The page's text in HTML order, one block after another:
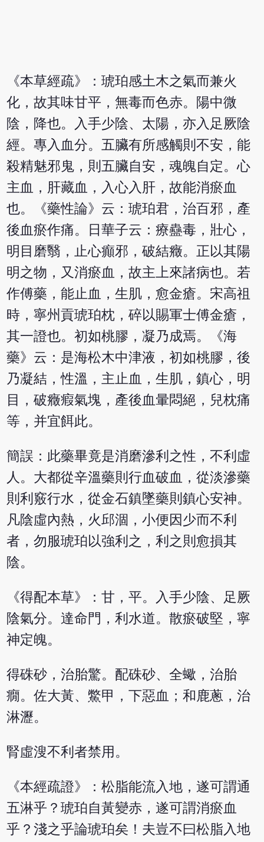
《本草經疏》：琥珀感土木之氣而兼火
化，故其味甘平，無毒而色赤。陽中微
陰，降也。入手少陰、太陽，亦入足厥陰
經。專入血分。五臟有所感觸則不安，能
殺精魅邪鬼，則五臟自安，魂魄自定。心
主血，肝藏血，入心入肝，故能消瘀血
也。《藥性論》云：琥珀君，治百邪，產
後血瘀作痛。日華子云：療蠱毒，壯心，
明目磨翳，止心癲邪，破結癥。正以其陽
明之物，又消瘀血，故主上來諸病也。若
作傅藥，能止血，生肌，愈金瘡。宋高祖
時，寧州貢琥珀枕，碎以賜軍士傅金瘡，
其一證也。初如桃膠，凝乃成焉。《海
藥》云：是海松木中津液，初如桃膠，後
乃凝結，性溫，主止血，生肌，鎮心，明
目，破癥瘕氣塊，產後血暈悶絕，兒枕痛
等，并宜餌此。
簡誤：此藥畢竟是消磨滲利之性，不利虛
人。大都從辛溫藥則行血破血，從淡滲藥
則利竅行水，從金石鎮墜藥則鎮心安神。
凡陰虛內熱，火邱涸，小便因少而不利
者，勿服琥珀以強利之，利之則愈損其
陰。
《得配本草》：甘，平。入手少陰、足厥
陰氣分。達命門，利水道。散瘀破堅，寧
神定魄。
得硃砂，治胎驚。配硃砂、全蠍，治胎
癇。佐大黃、鱉甲，下惡血；和鹿蔥，治
淋瀝。
腎虛溲不利者禁用。
《本經疏證》：松脂能流入地，遂可謂通
五淋乎？琥珀自黃變赤，遂可謂消瘀血
乎？淺之乎論琥珀矣！夫豈不曰松脂入地